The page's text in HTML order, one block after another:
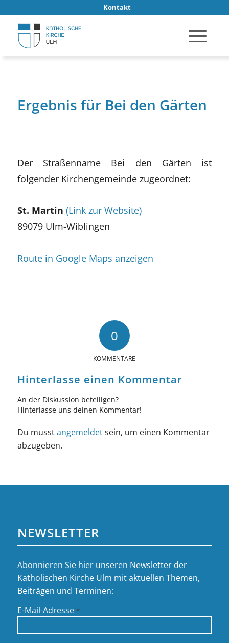
Kontakt
Ergebnis für Bei den Gärten
Der Straßenname Bei den Gärten ist
folgender Kirchengemeinde zugeordnet:
St. Martin (Link zur Website)
89079 Ulm-Wiblingen
Route in Google Maps anzeigen
0
KOMMENTARE
Hinterlasse einen Kommentar
An der Diskussion beteiligen?
Hinterlasse uns deinen Kommentar!
Du musstangemeldetsein, um einen Kommentar
abzugeben.
NEWSLETTER
Abonnieren Sie hier unseren Newsletter der
Katholischen Kirche Ulm mit aktuellen Themen,
Beiträgen und Terminen:
E-Mail-Adresse *